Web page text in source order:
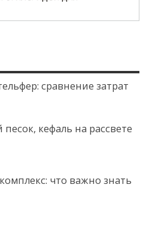
сравнение затрат
кефаль на рассвете
что важно знать